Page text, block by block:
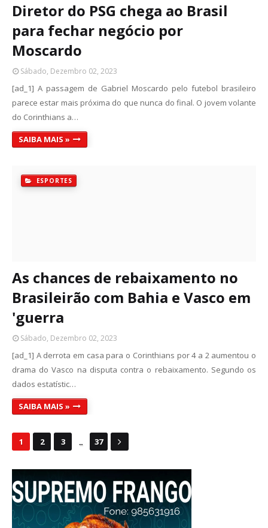
Diretor do PSG chega ao Brasil
para fechar negócio por
Moscardo
Sábado, Dezembro 02, 2023
[ad_1] A passagem de Gabriel Moscardo pelo futebol brasileiro
parece estar mais próxima do que nunca do final. O jovem volante
do Corinthians a…
SAIBA MAIS »
ESPORTES
As chances de rebaixamento no
Brasileirão com Bahia e Vasco em
'guerra
Sábado, Dezembro 02, 2023
[ad_1] A derrota em casa para o Corinthians por 4 a 2 aumentou o
drama do Vasco na disputa contra o rebaixamento. Segundo os
dados estatístic…
SAIBA MAIS »
1 2 3 ... 37